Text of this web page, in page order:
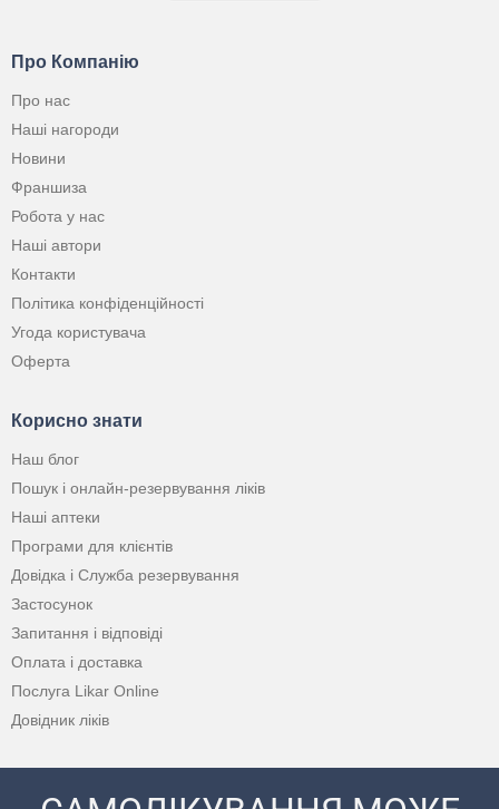
Про Компанію
Про нас
Наші нагороди
Новини
Франшиза
Робота у нас
Наші автори
Контакти
Політика конфіденційності
Угода користувача
Оферта
Корисно знати
Наш блог
Пошук і онлайн-резервування ліків
Наші аптеки
Програми для клієнтів
Довідка і Служба резервування
Застосунок
Запитання і відповіді
Оплата і доставка
Послуга Likar Online
Довідник ліків